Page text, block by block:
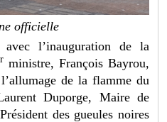
officielle
l’inauguration de la
ministre, François Bayrou,
de la flamme du
Duporge, Maire de
des gueules noires